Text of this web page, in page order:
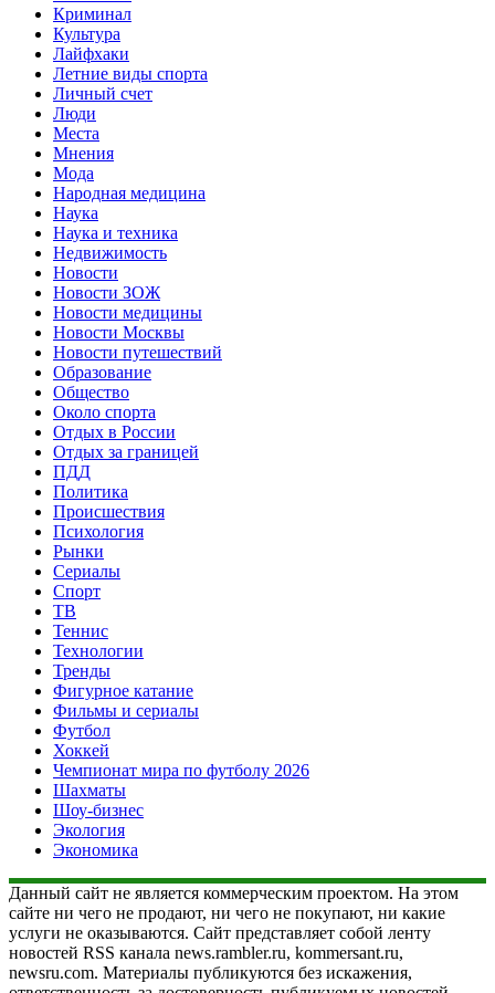
Криминал
Культура
Лайфхаки
Летние виды спорта
Личный счет
Люди
Места
Мнения
Мода
Народная медицина
Наука
Наука и техника
Недвижимость
Новости
Новости ЗОЖ
Новости медицины
Новости Москвы
Новости путешествий
Образование
Общество
Около спорта
Отдых в России
Отдых за границей
ПДД
Политика
Происшествия
Психология
Рынки
Сериалы
Спорт
ТВ
Теннис
Технологии
Тренды
Фигурное катание
Фильмы и сериалы
Футбол
Хоккей
Чемпионат мира по футболу 2026
Шахматы
Шоу-бизнес
Экология
Экономика
Данный сайт не является коммерческим проектом. На этом
сайте ни чего не продают, ни чего не покупают, ни какие
услуги не оказываются. Сайт представляет собой ленту
новостей RSS канала news.rambler.ru, kommersant.ru,
newsru.com. Материалы публикуются без искажения,